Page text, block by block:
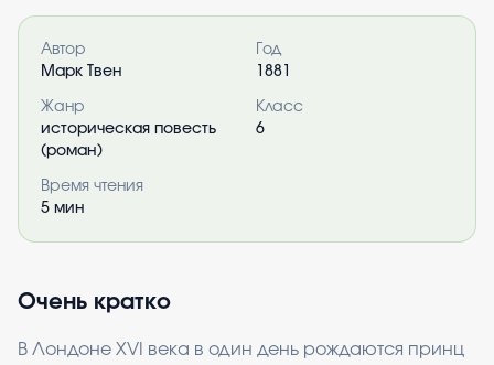
Информация о книге
Автор
Марк Твен
Год
1881
Жанр
историческая повесть
(роман)
Класс
6
Время чтения
5 мин
Очень кратко
В Лондоне XVI века в один день рождаются принц